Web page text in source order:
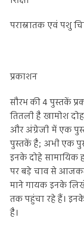
परास्नातक एवं पशु
प्रकाशन
सौरभ की 4 पुस्तकें
तितली है खामोश
और अंग्रेजी में एक
पुस्तकें है; अभी एक
इनके दोहे सामायिक
पर बड़े चाव से
माने गायक इनके
तक पहुंचा रहे हैं।
है।